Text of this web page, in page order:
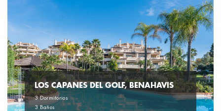
LOS CAPANES DEL GOLF, BENAHAVIS
3 Dormitorios
3 Baños